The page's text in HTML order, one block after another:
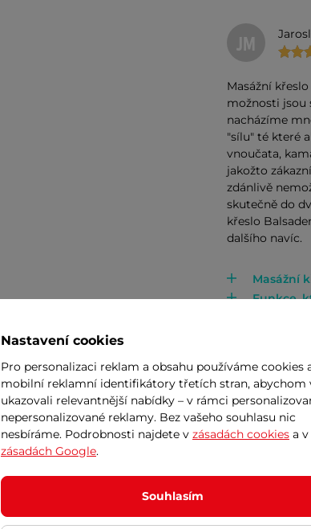
JM
Masážní
možnosti jsou
nacházíme
"sílu" té které
vnoučata,
jakožto
zdánlivě
skutečně do
křeslo
dalšího navíc.
Masážní
Funkce,
OZ
Dobre
Nastavení cookies
Pro personalizaci reklam a obsahu používáme cookies
mobilní reklamní identifikátory třetích stran, abychom
ukazovali relevantnější nabídky – v rámci
nepersonalizované reklamy. Bez vašeho souhlasu nic
nesbíráme. Podrobnosti najdete v zásadách cookies a v
zásadách Google.
Souhlasím